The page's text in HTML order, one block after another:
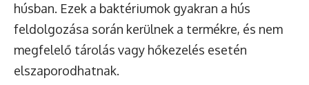
húsban. Ezek a baktériumok gyakran a hús
feldolgozása során kerülnek a termékre, és nem
megfelelő tárolás vagy hőkezelés esetén
elszaporodhatnak.